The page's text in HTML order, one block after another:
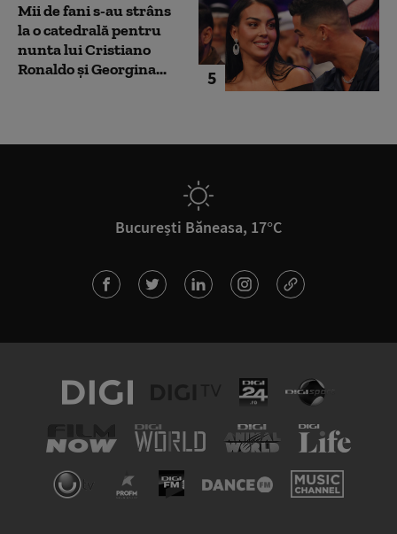
5
Mii de fani s-au strâns
la o catedrală pentru
nunta lui Cristiano
Ronaldo şi Georgina...
București Băneasa, 17°C